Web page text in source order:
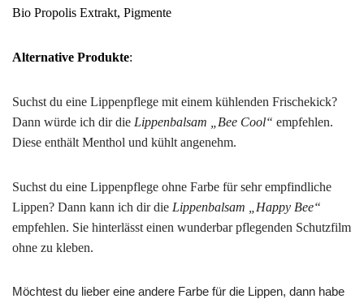
Bio Propolis Extrakt, Pigmente
Alternative Produkte:
Suchst du eine Lippenpflege mit einem kühlenden Frischekick?
Dann würde ich dir die Lippenbalsam „Bee Cool“ empfehlen.
Diese enthält Menthol und kühlt angenehm.
Suchst du eine Lippenpflege ohne Farbe für sehr empfindliche
Lippen? Dann kann ich dir die Lippenbalsam „Happy Bee“
empfehlen. Sie hinterlässt einen wunderbar pflegenden Schutzfilm
ohne zu kleben.
Möchtest du lieber eine andere Farbe für die Lippen, dann habe